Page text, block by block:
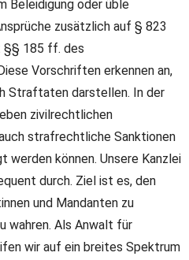
Beleidigung oder üble
zusätzlich auf § 823
§§ 185 ff. des
Vorschriften erkennen an,
Straftaten darstellen. In der
zivilrechtlichen
strafrechtliche Sanktionen
werden können. Unsere Kanzlei
durch. Ziel ist es, den
und Mandanten zu
wahren. Als Anwalt für
wir auf ein breites Spektrum